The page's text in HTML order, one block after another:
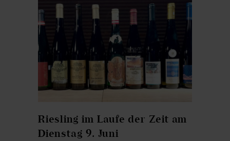
Riesling im Laufe der Zeit am
Dienstag 9. Juni